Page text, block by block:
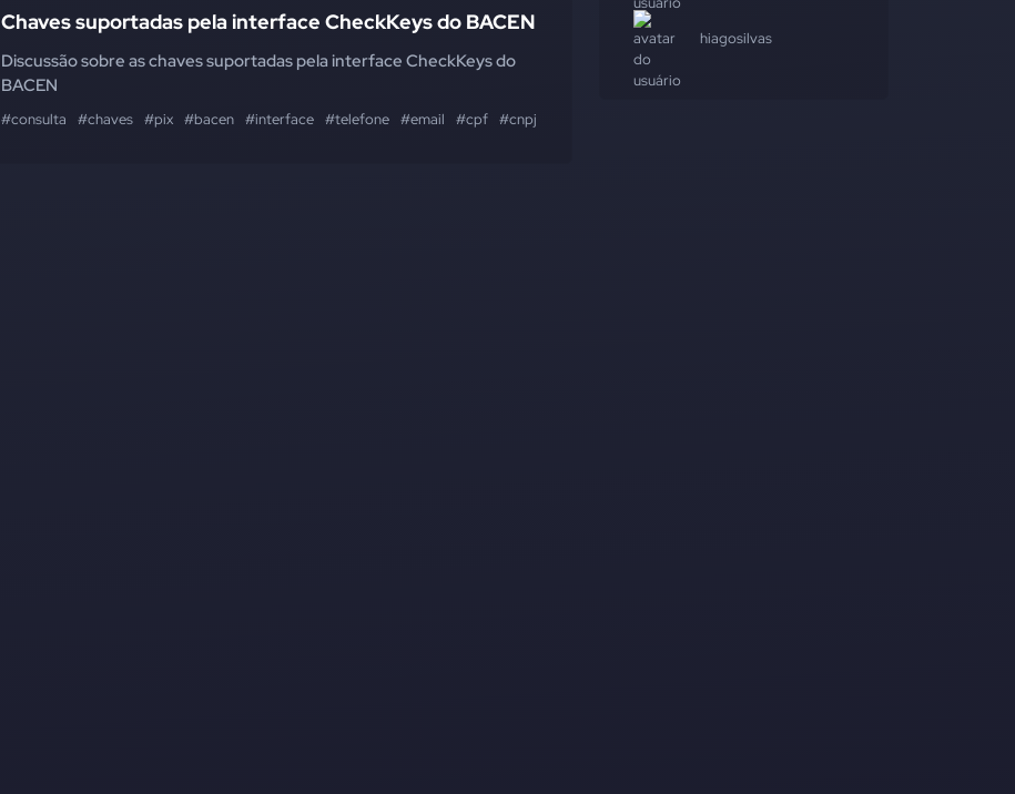
Chaves suportadas pela interface CheckKeys do BACEN
Discussão sobre as chaves suportadas pela interface CheckKeys do
BACEN
#consulta #chaves #pix #bacen #interface #telefone #email #cpf #cnpj
hiagosilvas